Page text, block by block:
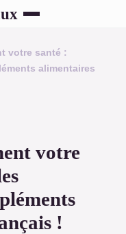
votre santé :
alimentaires
votre
!